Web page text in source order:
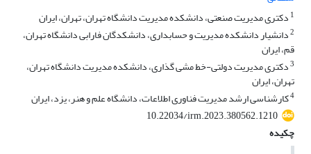
1 دکتری مدیریت صنعتی، دانشکده مدیریت دانشگاه تهران، تهران، ایران
2دانشیار دانشکده مدیریت و حسابداری، دانشکدگان فارابی دانشگاه تهران،
قم، ایران
3دکتری مدیریت دولتی-خط مشی گذاری، دانشکده مدیریت دانشگاه تهران،
تهران، ایران
4کارشناسی ارشد مدیریت فناوری اطلاعات، دانشگاه علم و هنر، یزد، ایران
10.22034/irm.2023.380562.1210
چکیده